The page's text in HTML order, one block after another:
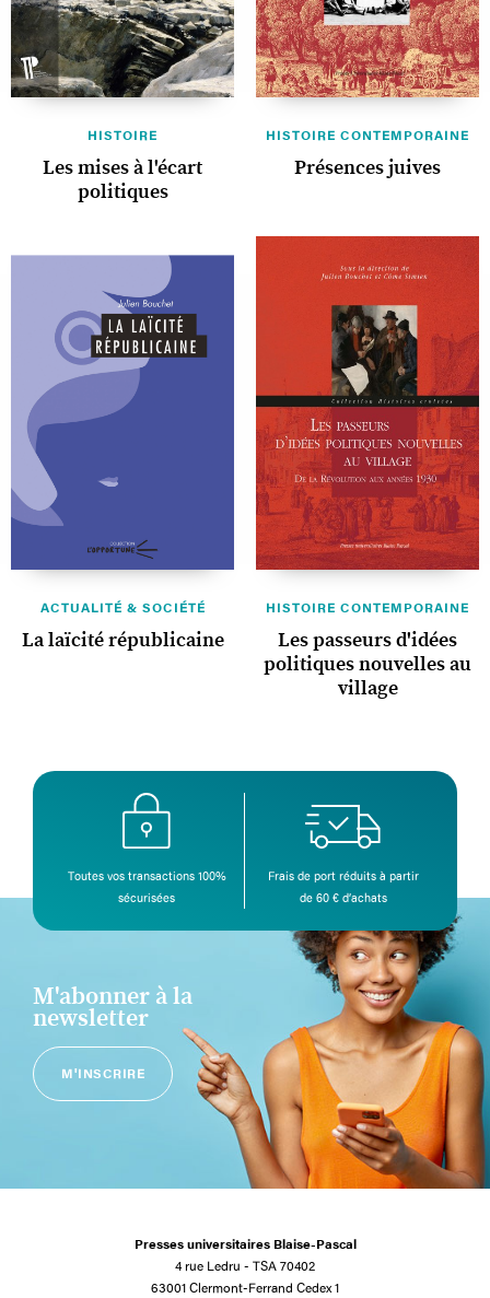
HISTOIRE
Les mises à l'écart
politiques
HISTOIRE CONTEMPORAINE
Présences juives
ACTUALITÉ & SOCIÉTÉ
La laïcité républicaine
HISTOIRE CONTEMPORAINE
Les passeurs d'idées
politiques nouvelles au
village
Toutes vos transactions 100%
sécurisées
Frais de port réduits à partir
de 60 € d’achats
M'abonner à la
newsletter
M'INSCRIRE
Presses universitaires Blaise-Pascal
4 rue Ledru - TSA 70402
63001 Clermont-Ferrand Cedex 1